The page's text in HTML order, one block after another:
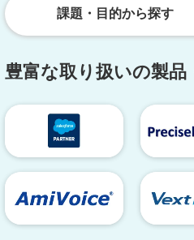
課題・目的から探す
豊富な取り扱いの製品